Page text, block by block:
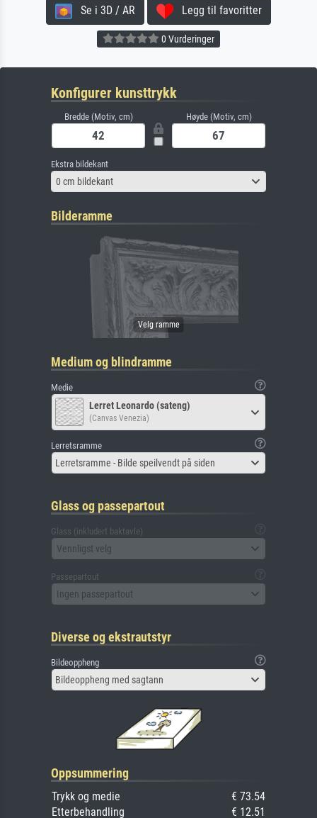
Se i 3D / AR Legg til favoritter
0 Vurderinger
Konfigurer kunsttrykk
Bredde (Motiv, cm) Høyde (Motiv, cm)
Ekstra bildekant
0 cm bildekant
Bilderamme
Medium og blindramme
Medie
Lerret Leonardo (sateng)
(Canvas Venezia)
Lerretsramme
Lerretsramme - Bilde speilvendt på siden
Glass og passepartout
Glass (inkludert baktavle)
Vennligst velg
Passepartout
Ingen passepartout
Diverse og ekstrautstyr
Bildeoppheng
Bildeoppheng med sagtann
Oppsummering
Trykk og medie
€ 73.54
Etterbehandling
€ 12.51